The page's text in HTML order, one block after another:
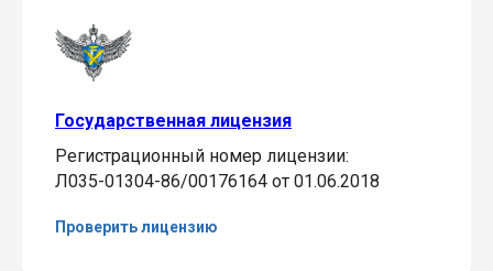
Государственная лицензия
Регистрационный номер лицензии:
Л035-01304-86/00176164 от 01.06.2018
Проверить лицензию